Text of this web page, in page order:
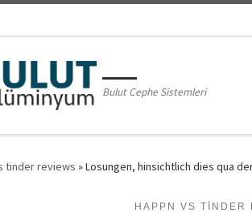
Bulut Cephe Sistemleri
tinder reviews »Losungen, hinsichtlich dies qua
HAPPN VS TINDER